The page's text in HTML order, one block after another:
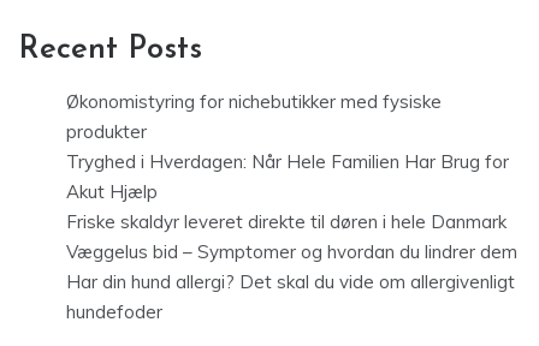
Recent Posts
Økonomistyring for nichebutikker med fysiske
produkter
Tryghed i Hverdagen: Når Hele Familien Har Brug for
Akut Hjælp
Friske skaldyr leveret direkte til døren i hele Danmark
Væggelus bid – Symptomer og hvordan du lindrer dem
Har din hund allergi? Det skal du vide om allergivenligt
hundefoder